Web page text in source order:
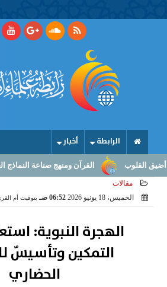
الرابطة أخبار
القرآن ومنهج صناعة النماذج الحضارية
مقالات
الخميس، 18 يونيو 2026
06:52 صـ بتوقيت أم
الهجرة النبوية:
التمكين وتأسيسٌ
الحضاري